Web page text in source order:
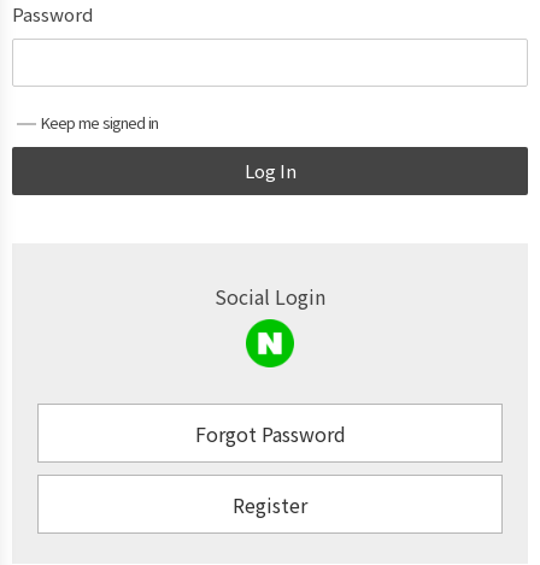
Password
Keep me signed in
Log In
Social Login
Forgot Password
Register